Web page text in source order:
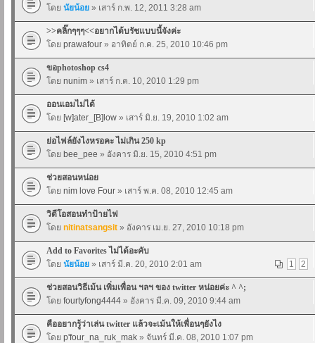
โดย นัยน้อย » เสาร์ ก.พ. 12, 2011 3:28 am
>>คลิ๊กๆๆๆ<<อยากได้บรัชแบบนี้จังค่ะ
โดย prawafour » อาทิตย์ ก.ค. 25, 2010 10:46 pm
ขอphotoshop cs4
โดย nunim » เสาร์ ก.ค. 10, 2010 1:29 pm
ออนเอมไม่ได้
โดย [w]ater_[B]low » เสาร์ มิ.ย. 19, 2010 1:02 am
ย่อไฟล์ยังไงหรอคะ ไม่เกิน 250 kp
โดย bee_pee » อังคาร มิ.ย. 15, 2010 4:51 pm
ช่วยสอนหน่อย
โดย nim love Four » เสาร์ พ.ค. 08, 2010 12:45 am
วิดีโอสอนทำป้ายไฟ
โดย nitinatsangsit » อังคาร เม.ย. 27, 2010 10:18 pm
Add to Favorites ไม่ได้อะคับ
1
2
โดย นัยน้อย » เสาร์ มี.ค. 20, 2010 2:01 am
ช่วยสอนวิธีเม้น เพิ่มเพื่อน ฯลฯ ของ twitter หน่อยค่ะ ^ ^;
โดย fourtyfong4444 » อังคาร มี.ค. 09, 2010 9:44 am
คืออยากรู้ว่าเล่น twitter แล้วจะเม้นให้เพื่อนๆยังไง
โดย p'four_na_ruk_mak » จันทร์ มี.ค. 08, 2010 1:07 pm